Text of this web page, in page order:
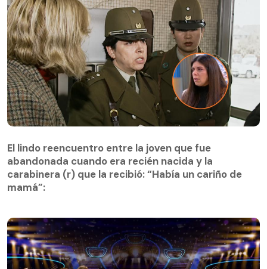
abandonada cuando era recién nacida y la
carabinera (r) que la recibió: “Había un cariño de
mamá”:
El lindo reencuentro entre la joven que fue
abandonada cuando era recién nacida y la
carabinera (r) que la recibió: “Había un cariño de
mamá”: